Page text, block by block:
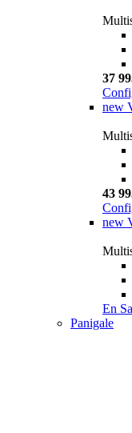
37
new
43
new
En
Panigale